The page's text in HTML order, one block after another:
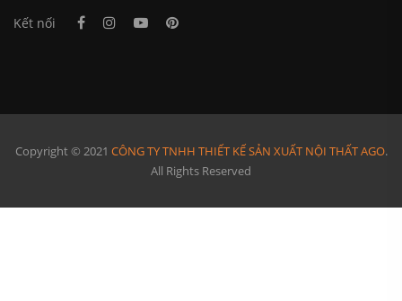
Kết nối
Copyright © 2021 CÔNG TY TNHH THIẾT KẾ SẢN XUẤT NỘI THẤT AGO.
All Rights Reserved